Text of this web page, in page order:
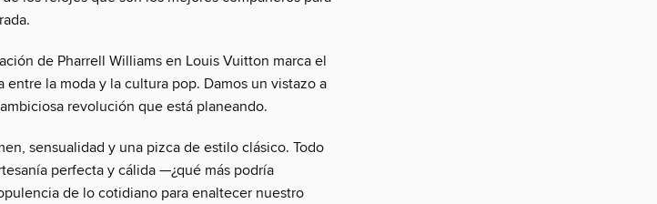
de Pharrell Williams en Louis Vuitton marca el
la moda y la cultura pop. Damos un vistazo a
revolución que está planeando.
sensualidad y una pizca de estilo clásico. Todo
perfecta y cálida —¿qué más podría
de lo cotidiano para enaltecer nuestro